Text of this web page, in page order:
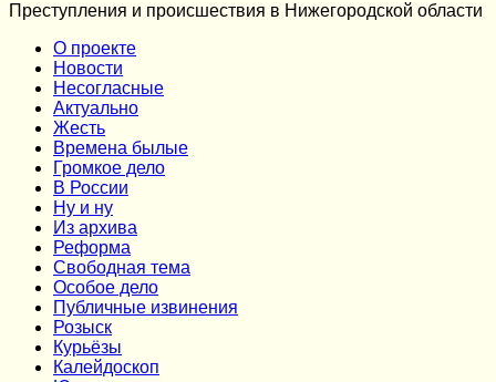
Преступления и происшествия в Нижегородской области
О проекте
Новости
Несогласные
Актуально
Жесть
Времена былые
Громкое дело
В России
Ну и ну
Из архива
Реформа
Cвободная тема
Особое дело
Публичные извинения
Розыск
Курьёзы
Калейдоскоп